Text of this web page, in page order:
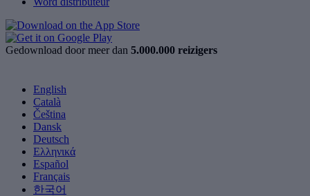
Gedownload door meer dan 5.000.000 reizigers
English
Català
Čeština
Dansk
Deutsch
Ελληνικά
Español
Français
한국어